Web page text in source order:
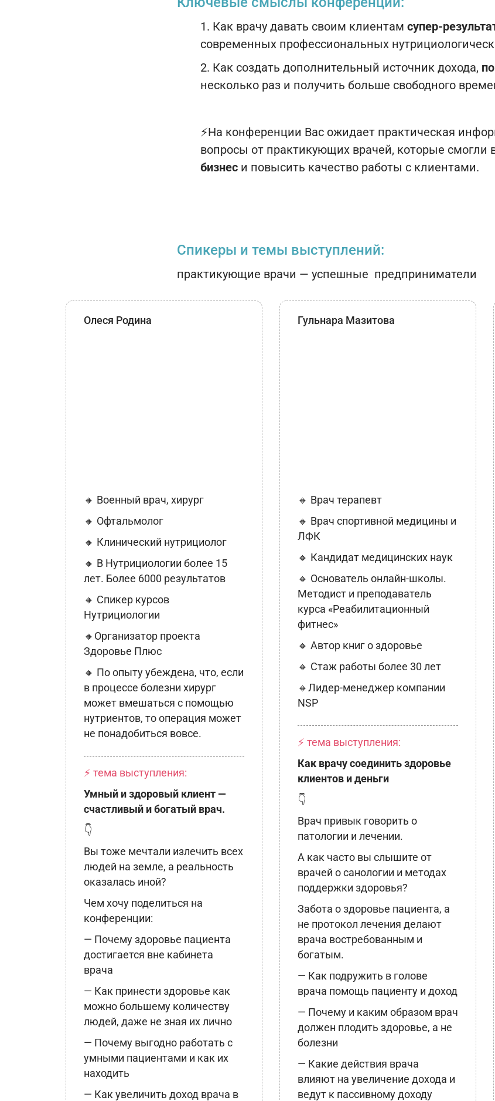
1. Как врачу давать своим клиентам супер-
современных профессиональных
2. Как создать дополнительный источник дохода,
несколько раз и получить больше свободного
⚡На конференции Вас ожидает практическая
вопросы от практикующих врачей, которые смогли
бизнес и повысить качество работы с клиентами.
Спикеры и темы выступлений:
практикующие врачи — успешные предприниматели
Олеся Родина
🔸 Военный врач, хирург
🔸 Офтальмолог
🔸 Клинический нутрициолог
🔸 В Нутрициологии более 15
лет. Более 6000 результатов
🔸 Спикер курсов
Нутрициологии
🔸Организатор проекта
Здоровье Плюс
🔸 По опыту убеждена, что, если
в процессе болезни хирург
может вмешаться с помощью
нутриентов, то операция может
не понадобиться вовсе.
⚡ тема выступления:
Умный и здоровый клиент —
счастливый и богатый врач.
👇
Вы тоже мечтали излечить всех
людей на земле, а реальность
оказалась иной?
Чем хочу поделиться на
конференции:
— Почему здоровье пациента
достигается вне кабинета
врача
— Как принести здоровье как
можно большему количеству
людей, даже не зная их лично
— Почему выгодно работать с
умными пациентами и как их
находить
— Как увеличить доход врача в
Гульнара Мазитова
🔸 Врач терапевт
🔸 Врач спортивной медицины и
ЛФК
🔸 Кандидат медицинских наук
🔸 Основатель онлайн-школы.
Методист и преподаватель
курса «Реабилитационный
фитнес»
🔸 Автор книг о здоровье
🔸 Стаж работы более 30 лет
🔸Лидер-менеджер компании
NSP
⚡ тема выступления:
Как врачу соединить здоровье
клиентов и деньги
👇
Врач привык говорить о
патологии и лечении.
А как часто вы слышите от
врачей о санологии и методах
поддержки здоровья?
Забота о здоровье пациента, а
не протокол лечения делают
врача востребованным и
богатым.
— Как подружить в голове
врача помощь пациенту и доход
— Почему и каким образом врач
должен плодить здоровье, а не
болезни
— Какие действия врача
влияют на увеличение дохода и
ведут к пассивному доходу